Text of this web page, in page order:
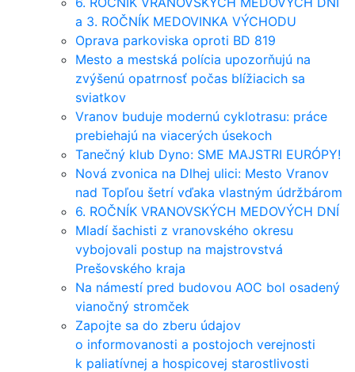
a 3. ROČNÍK MEDOVINKA VÝCHODU
Oprava parkoviska oproti BD 819
Mesto a mestská polícia upozorňujú na
zvýšenú opatrnosť počas blížiacich sa
sviatkov
Vranov buduje modernú cyklotrasu: práce
prebiehajú na viacerých úsekoch
Tanečný klub Dyno: SME MAJSTRI EURÓPY!
Nová zvonica na Dlhej ulici: Mesto Vranov
nad Topľou šetrí vďaka vlastným údržbárom
6. ROČNÍK VRANOVSKÝCH MEDOVÝCH DNÍ
Mladí šachisti z vranovského okresu
vybojovali postup na majstrovstvá
Prešovského kraja
Na námestí pred budovou AOC bol osadený
vianočný stromček
Zapojte sa do zberu údajov
o informovanosti a postojoch verejnosti
k paliatívnej a hospicovej starostlivosti